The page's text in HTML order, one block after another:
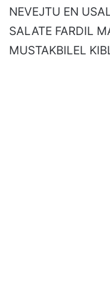
NEVEJTU EN
SALATE FARDIL
MUSTAKBILEL